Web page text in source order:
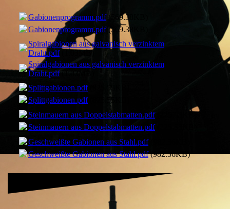
Gabionenprogramm.pdf(569.38KB)
Gabionenprogramm.pdf(569.38KB)
Spiralgabionen aus galvanisch verzinktem
Draht.pdf(1.03MB)
Spiralgabionen aus galvanisch verzinktem
Draht.pdf(1.03MB)
Splittgabionen.pdf(825.55KB)
Splittgabionen.pdf(825.55KB)
Steinmauern aus Doppelstabmatten.pdf(225.53KB)
Steinmauern aus Doppelstabmatten.pdf(225.53KB)
Geschweißte Gabionen aus Stahl.pdf(982.36KB)
Geschweißte Gabionen aus Stahl.pdf(982.36KB)